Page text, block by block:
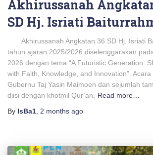
Akhirussanah
SD Hj. Isriati
Akhirussanah Angkatan 36 SD Hj. Isriati
tahun ajaran 2025/2026 diselenggarakan
2026 dengan tema “A Futuristic Generation.
with Faith, Knowledge, and Innovation”.
Gubernu Taj Yasin Maimoen dan sejumlah
diisi dengan khotmil Qur’an, Read more…
By IsBa1, 2 months ago